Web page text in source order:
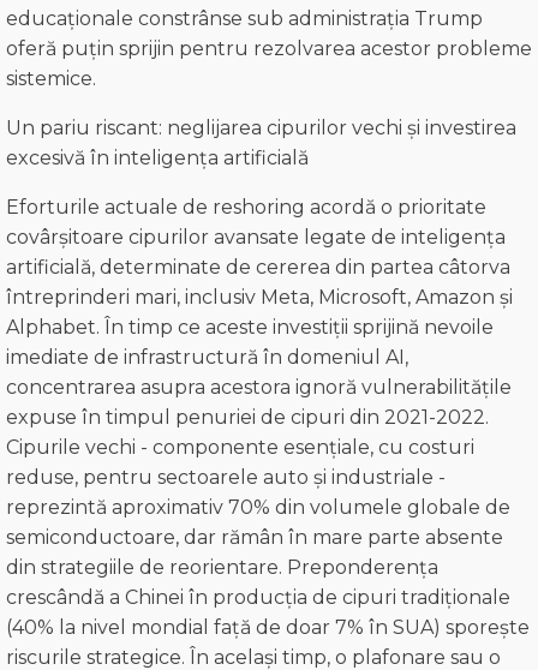
educaționale constrânse sub administrația Trump
oferă puțin sprijin pentru rezolvarea acestor probleme
sistemice.
Un pariu riscant: neglijarea cipurilor vechi și investirea
excesivă în inteligența artificială
Eforturile actuale de reshoring acordă o prioritate
covârșitoare cipurilor avansate legate de inteligența
artificială, determinate de cererea din partea câtorva
întreprinderi mari, inclusiv Meta, Microsoft, Amazon și
Alphabet. În timp ce aceste investiții sprijină nevoile
imediate de infrastructură în domeniul AI,
concentrarea asupra acestora ignoră vulnerabilitățile
expuse în timpul penuriei de cipuri din 2021-2022.
Cipurile vechi - componente esențiale, cu costuri
reduse, pentru sectoarele auto și industriale -
reprezintă aproximativ 70% din volumele globale de
semiconductoare, dar rămân în mare parte absente
din strategiile de reorientare. Preponderența
crescândă a Chinei în producția de cipuri tradiționale
(40% la nivel mondial față de doar 7% în SUA) sporește
riscurile strategice. În același timp, o plafonare sau o